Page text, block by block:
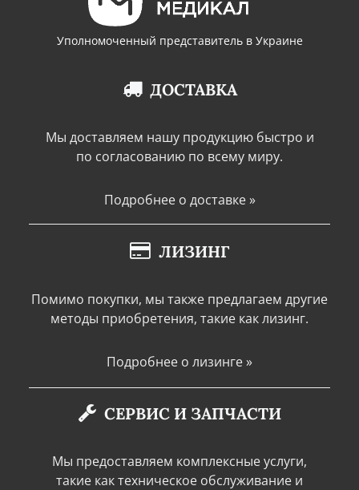
Уполномоченный представитель в Украине
ДОСТАВКА
Мы доставляем нашу продукцию быстро и
по согласованию по всему миру.
Подробнее о доставке »
ЛИЗИНГ
Помимо покупки, мы также предлагаем другие
методы приобретения, такие как лизинг.
Подробнее о лизинге »
СЕРВИС И ЗАПЧАСТИ
Мы предоставляем комплексные услуги,
такие как техническое обслуживание и